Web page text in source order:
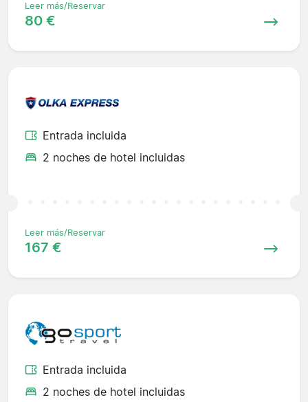
Leer más/Reservar
80 €
Entrada incluida
2 noches de hotel incluidas
Leer más/Reservar
167 €
Entrada incluida
2 noches de hotel incluidas